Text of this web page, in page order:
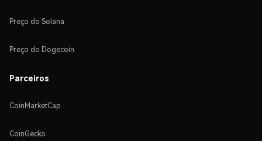
Preço do Solana
Preço do Dogecoin
Parceiros
CoinMarketCap
CoinGecko